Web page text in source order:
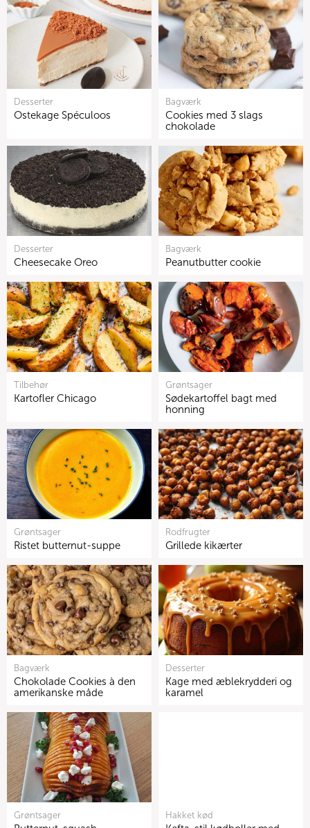
Desserter
Ostekage Spéculoos
Bagværk
Cookies med 3 slags
chokolade
Desserter
Cheesecake Oreo
Bagværk
Peanutbutter cookie
Tilbehør
Kartofler Chicago
Grøntsager
Sødekartoffel bagt med
honning
Grøntsager
Ristet butternut-suppe
Rodfrugter
Grillede kikærter
Bagværk
Chokolade Cookies à den
amerikanske måde
Desserter
Kage med æblekrydderi og
karamel
Grøntsager Hakket kød